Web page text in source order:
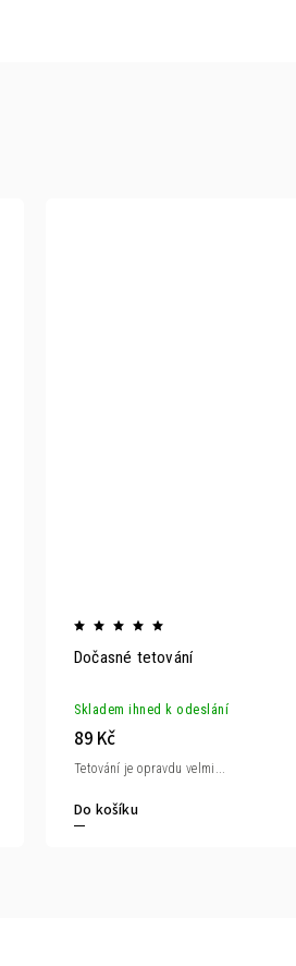
Dočasné tetování
Skladem ihned k odeslání
89 Kč
Do košíku
Tetování je opravdu velmi...